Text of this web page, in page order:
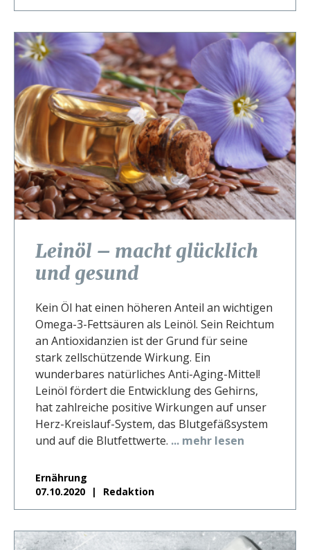
Leinöl – macht glücklich
und gesund
Kein Öl hat einen höheren Anteil an wichtigen
Omega-3-Fettsäuren als Leinöl. Sein Reichtum
an Antioxidanzien ist der Grund für seine
stark zellschützende Wirkung. Ein
wunderbares natürliches Anti-Aging-Mittel!
Leinöl fördert die Entwicklung des Gehirns,
hat zahlreiche positive Wirkungen auf unser
Herz-Kreislauf-System, das Blutgefäßsystem
und auf die Blutfettwerte. ... mehr lesen
Ernährung
07.10.2020
Redaktion